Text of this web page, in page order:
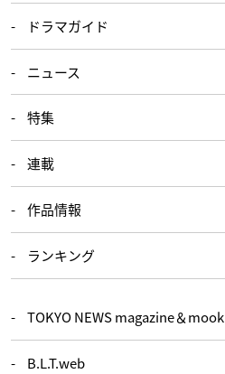
ドラマガイド
ニュース
特集
連載
作品情報
ランキング
TOKYO NEWS magazine＆mook
B.L.T.web